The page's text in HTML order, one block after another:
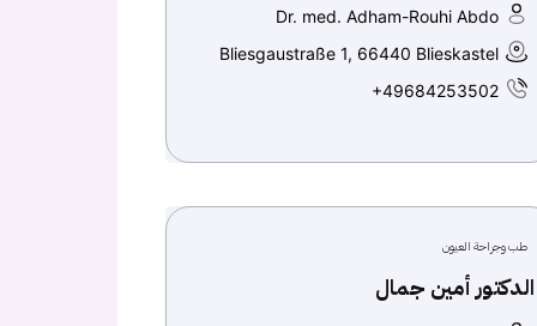
Dr. med. Adham-Rouhi Abdo
Bliesgaustraße 1, 66440 Blieskastel
+49684253502
طب وجراحة العيون
الدكتور أمين جمال